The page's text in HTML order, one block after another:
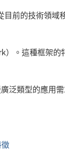
前的技術領
。這種框架的
泛類型的應用